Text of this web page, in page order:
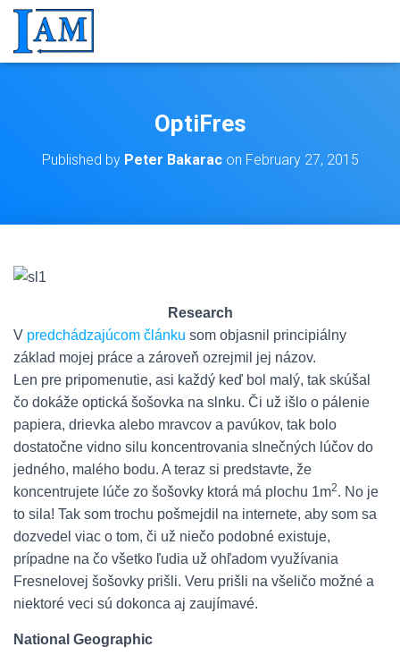
OptiFres
Published by Peter Bakaracon February 27, 2015
Research
V predchádzajúcom článku som objasnil principiálny
základ mojej práce a zároveň ozrejmil jej názov.
Len pre pripomenutie, asi každý keď bol malý, tak skúšal
čo dokáže optická šošovka na slnku. Či už išlo o pálenie
papiera, drievka alebo mravcov a pavúkov, tak bolo
dostatočne vidno silu koncentrovania slnečných lúčov do
jedného, malého bodu. A teraz si predstavte, že
koncentrujete lúče zo šošovky ktorá má plochu 1m2. No je
to sila! Tak som trochu pošmejdil na internete, aby som sa
dozvedel viac o tom, či už niečo podobné existuje,
prípadne na čo všetko ľudia už ohľadom využívania
Fresnelovej šošovky prišli. Veru prišli na všeličo možné a
niektoré veci sú dokonca aj zaujímavé.
National Geographic